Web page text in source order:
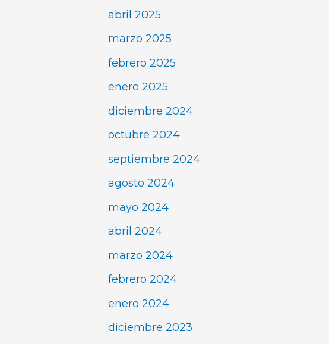
abril 2025
marzo 2025
febrero 2025
enero 2025
diciembre 2024
octubre 2024
septiembre 2024
agosto 2024
mayo 2024
abril 2024
marzo 2024
febrero 2024
enero 2024
diciembre 2023